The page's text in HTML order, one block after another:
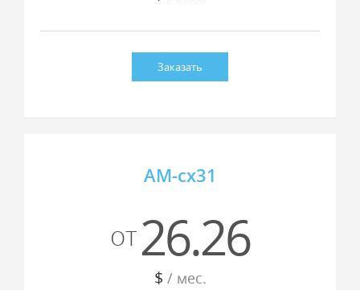
Заказать
AM-cx31
от26.26
$ / мес.